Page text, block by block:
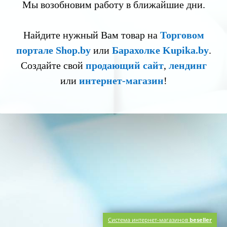
Мы возобновим работу в ближайшие дни.
Найдите нужный Вам товар на Торговом
портале Shop.byили Барахолке Kupika.by.
Создайте свой продающий сайт, лендинг
или интернет-магазин!
Система интернет-магазинов beseller